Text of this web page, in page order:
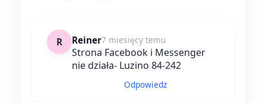
R Reiner7 miesięcy temu
Strona Facebook i Messenger
nie działa- Luzino 84-242
Odpowiedz